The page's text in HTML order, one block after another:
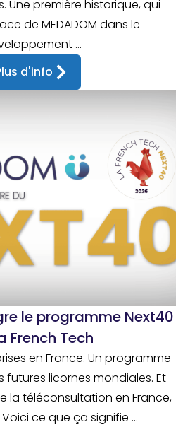
Une première historique, qui
de MEDADOM dans le
...
d'info
le programme Next40
French Tech
en France. Un programme
futures licornes mondiales. Et
la téléconsultation en France,
ce que ça signifie ...